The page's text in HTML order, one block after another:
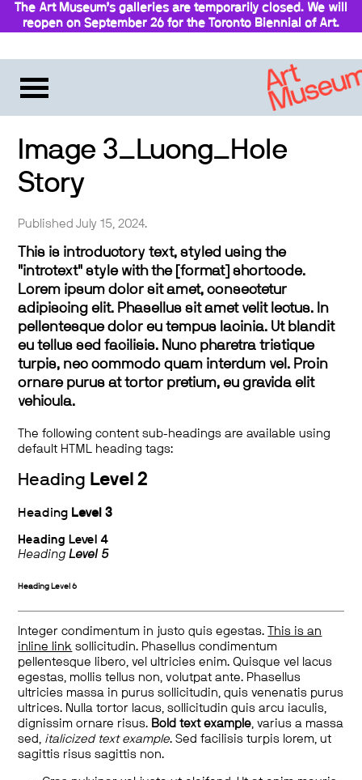
The Art Museum’s galleries are temporarily closed. We will
reopen on September 26 for the Toronto Biennial of Art.
Image 3_Luong_Hole
Story
Published July 15, 2024.
This is introductory text, styled using the
"introtext" style with the [format] shortcode.
Lorem ipsum dolor sit amet, consectetur
adipiscing elit. Phasellus sit amet velit lectus. In
pellentesque dolor eu tempus lacinia. Ut blandit
eu tellus sed facilisis. Nunc pharetra tristique
turpis, nec commodo quam interdum vel. Proin
ornare purus at tortor pretium, eu gravida elit
vehicula.
The following content sub-headings are available using
default HTML heading tags:
Heading Level 2
Heading Level 3
Heading Level 4
HeadingLevel 5
Heading Level 6
Integer condimentum in justo quis egestas.
This is an
inline link sollicitudin. Phasellus condimentum
pellentesque libero, vel ultricies enim. Quisque vel lacus
egestas, mollis tellus non, volutpat ante. Phasellus
ultricies massa in purus sollicitudin, quis venenatis purus
ultrices. Nulla tortor lacus, sollicitudin quis arcu iaculis,
dignissim ornare risus. Bold text example, varius a massa
sed, italicized text example. Sed facilisis turpis lorem, ut
sagittis risus sagittis non.